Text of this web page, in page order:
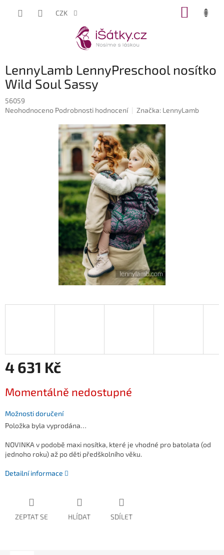
CZK
LennyLamb LennyPreschool nosítko
Wild Soul Sassy
56059
Průměrné
Neohodnoceno Podrobnosti hodnocení Značka: LennyLamb
4 631 Kč
cena:
Momentálně nedostupné
Možnosti doručení
Položka byla vyprodána…
NOVINKA v podobě maxi nosítka, které je vhodné pro batolata (od
jednoho roku) až po děti předškolního věku.
Detailní informace
ZEPTAT SE HLÍDAT SDÍLET